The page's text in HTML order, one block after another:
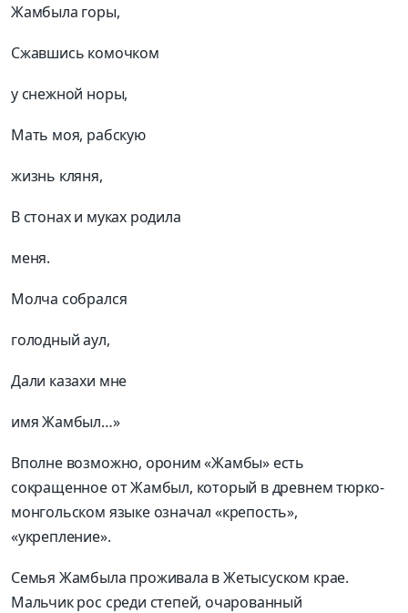
Жамбыла горы,
Сжавшись комочком
у снежной норы,
Мать моя, рабскую
жизнь кляня,
В стонах и муках родила
меня.
Молча собрался
голодный аул,
Дали казахи мне
имя Жамбыл…»
Вполне возможно, ороним «Жамбы» есть
сокращенное от Жамбыл, который в древнем тюрко-
монгольском языке означал «крепость»,
«укрепление».
Семья Жамбыла проживала в Жетысуском крае.
Мальчик рос среди степей, очарованный